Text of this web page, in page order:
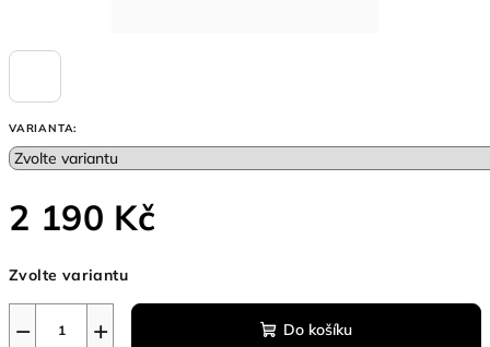
VARIANTA:
2 190 Kč
cena:
Zvolte variantu
+
− Do košíku